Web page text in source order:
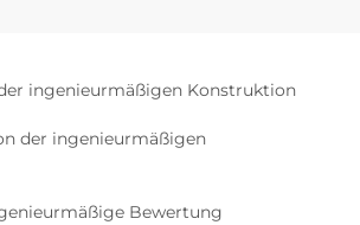
ingenieurmäßigen Konstruktion
der ingenieurmäßigen
Bewertung